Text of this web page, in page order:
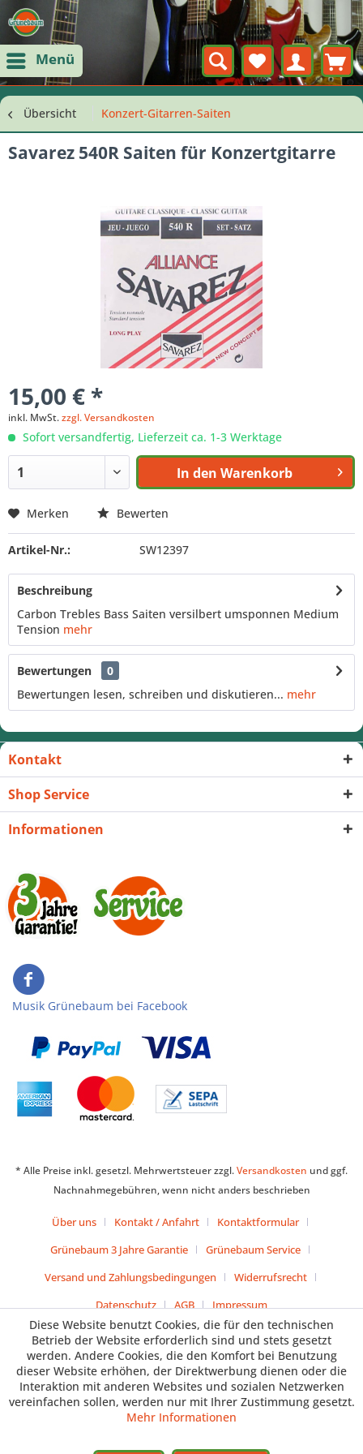
Menü
Übersicht Konzert-Gitarren-Saiten
Savarez 540R Saiten für Konzertgitarre
15,00 € *
inkl. MwSt.zzgl. Versandkosten
Sofort versandfertig, Lieferzeit ca. 1-3 Werktage
In den Warenkorb
Merken Bewerten
Artikel-Nr.: SW12397
Beschreibung
Carbon Trebles Bass Saiten versilbert umsponnen Medium
Tension mehr
Bewertungen
0
Bewertungen lesen, schreiben und diskutieren... mehr
Kontakt
Shop Service
Informationen
Musik Grünebaum bei Facebook
* Alle Preise inkl. gesetzl. Mehrwertsteuer zzgl.Versandkosten und ggf.
Nachnahmegebühren, wenn nicht anders beschrieben
Über uns Kontakt / Anfahrt
Kontaktformular
Grünebaum 3 Jahre Garantie
Grünebaum Service
Versand und Zahlungsbedingungen
Widerrufsrecht
Datenschutz
AGB Impressum
Diese Website benutzt Cookies, die für den technischen
Betrieb der Website erforderlich sind und stets gesetzt
werden. Andere Cookies, die den Komfort bei Benutzung
dieser Website erhöhen, der Direktwerbung dienen oder die
Interaktion mit anderen Websites und sozialen Netzwerken
vereinfachen sollen, werden nur mit Ihrer Zustimmung gesetzt.
Mehr Informationen